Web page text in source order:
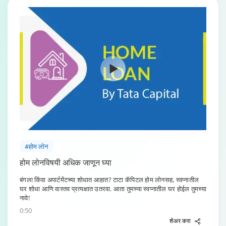
#होम लोन
होम लोनविषयी अधिक जाणून घ्या
बंगला किंवा अपार्टमेंटच्या शोधात आहात? टाटा कॅपिटल होम लोनसह, स्वप्नातील
घर शोधा आणि वास्तव प्रत्यक्षात उतरवा. आता तुमच्या स्वप्नातील घर होईल तुमच्या
नावे!
0:50
शेअर करा